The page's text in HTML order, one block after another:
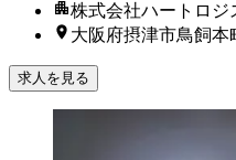
株式会社ハートロジ
大阪府摂津市鳥飼本
求人を見る